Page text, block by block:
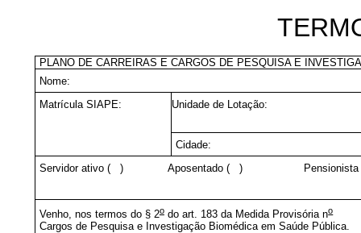
PLANO DE CARREIRAS E CARGOS DE PESQUISA E
Nome:
Matrícula SIAPE:
Unidade de Lotação:
Cidade:
Servidor ativo ( ) Aposentado ( ) Pensionista
Venho, nos termos do § 2odo art. 183 da Medida Provisória no, de
Cargos de Pesquisa e Investigação Biomédica em Saúde Pública.